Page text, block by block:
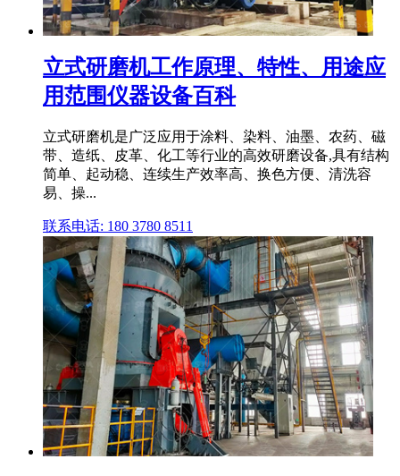
立式研磨机工作原理、特性、用途应
用范围仪器设备百科
立式研磨机是广泛应用于涂料、染料、油墨、农药、磁
带、造纸、皮革、化工等行业的高效研磨设备,具有结构
简单、起动稳、连续生产效率高、换色方便、清洗容
易、操...
联系电话: 180 3780 8511